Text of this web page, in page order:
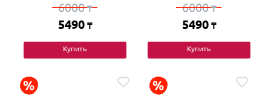
6000₸
5490 ₸
Купить
6000₸
5490 ₸
Купить